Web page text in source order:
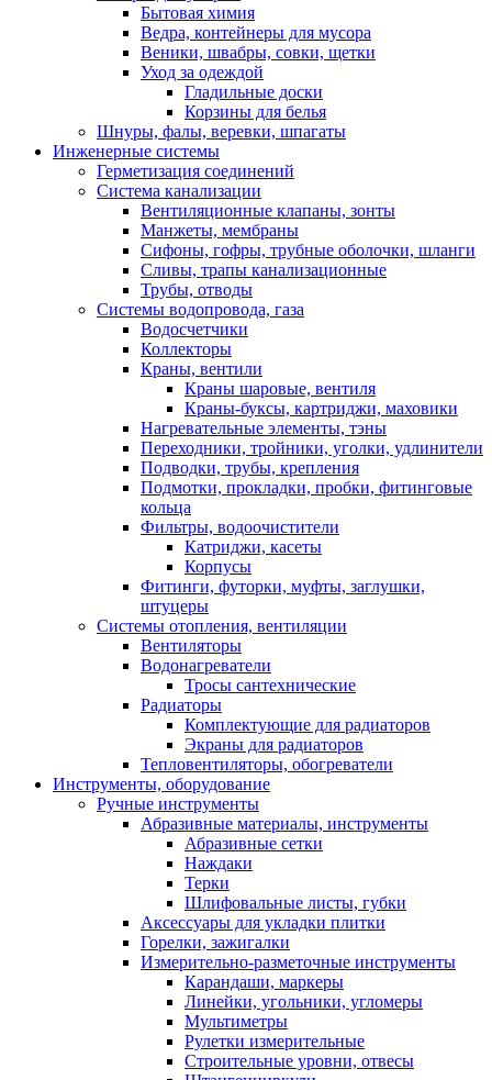
Бытовая химия
Ведра, контейнеры для мусора
Веники, швабры, совки, щетки
Уход за одеждой
Гладильные доски
Корзины для белья
Шнуры, фалы, веревки, шпагаты
Инженерные системы
Герметизация соединений
Система канализации
Вентиляционные клапаны, зонты
Манжеты, мембраны
Сифоны, гофры, трубные оболочки, шланги
Сливы, трапы канализационные
Трубы, отводы
Системы водопровода, газа
Водосчетчики
Коллекторы
Краны, вентили
Краны шаровые, вентиля
Краны-буксы, картриджи, маховики
Нагревательные элементы, тэны
Переходники, тройники, уголки, удлинители
Подводки, трубы, крепления
Подмотки, прокладки, пробки, фитинговые
кольца
Фильтры, водоочистители
Катриджи, касеты
Корпусы
Фитинги, футорки, муфты, заглушки,
штуцеры
Системы отопления, вентиляции
Вентиляторы
Водонагреватели
Тросы сантехнические
Радиаторы
Комплектующие для радиаторов
Экраны для радиаторов
Тепловентиляторы, обогреватели
Инструменты, оборудование
Ручные инструменты
Абразивные материалы, инструменты
Абразивные сетки
Наждаки
Терки
Шлифовальные листы, губки
Аксессуары для укладки плитки
Горелки, зажигалки
Измерительно-разметочные инструменты
Карандаши, маркеры
Линейки, угольники, угломеры
Мультиметры
Рулетки измерительные
Строительные уровни, отвесы